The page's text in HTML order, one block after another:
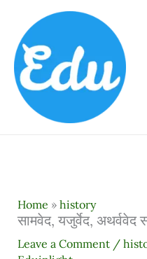
content
Home » history
सामवेद, यजुर्वेद, अथर्ववेद
Leave a Comment /